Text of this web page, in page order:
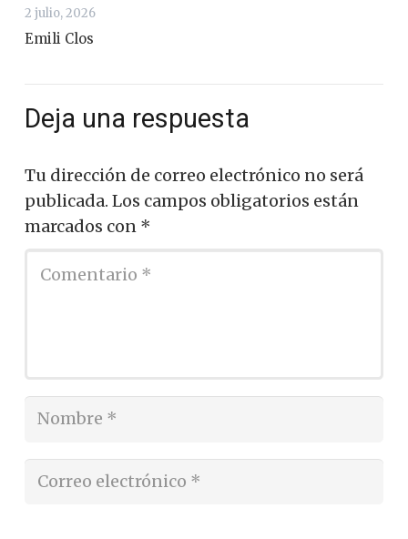
2 julio, 2026
Emili Clos
Deja una respuesta
Tu dirección de correo electrónico no será
publicada. Los campos obligatorios están
marcados con *